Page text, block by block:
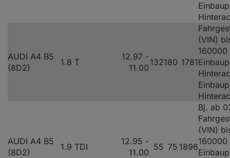
AUDI A4 B5
(8D2)
1.8 T
12.97 -
11.00
132180 1781
(VIN)
160000
AUDI A4 B5
(8D2)
1.9 TDI
12.95 -
11.00
55 75 1896
Bj. ab
(VIN)
160000